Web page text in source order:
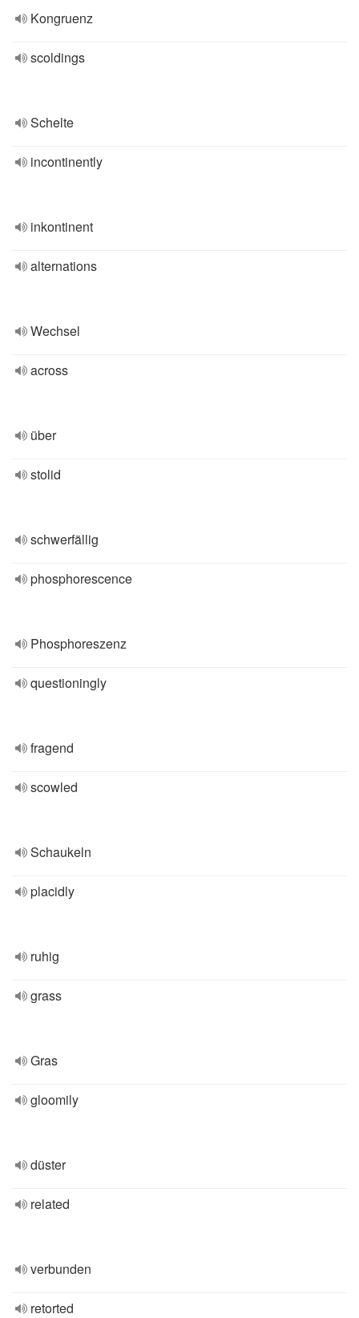
Kongruenz
scoldings
Schelte
incontinently
inkontinent
alternations
Wechsel
across
über
stolid
schwerfällig
phosphorescence
Phosphoreszenz
questioningly
fragend
scowled
Schaukeln
placidly
ruhig
grass
Gras
gloomily
düster
related
verbunden
retorted